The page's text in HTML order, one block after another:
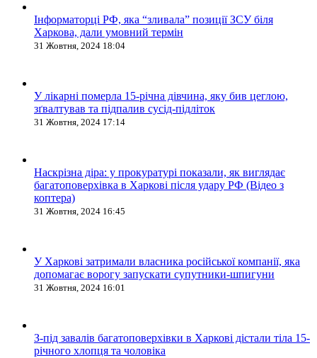
Інформаторці РФ, яка “зливала” позиції ЗСУ біля
Харкова, дали умовний термін
31 Жовтня, 2024 18:04
У лікарні померла 15-річна дівчина, яку бив цеглою,
зґвалтував та підпалив сусід-підліток
31 Жовтня, 2024 17:14
Наскрізна діра: у прокуратурі показали, як виглядає
багатоповерхівка в Харкові після удару РФ (Відео з
коптера)
31 Жовтня, 2024 16:45
У Харкові затримали власника російської компанії, яка
допомагає ворогу запускати супутники-шпигуни
31 Жовтня, 2024 16:01
З-під завалів багатоповерхівки в Харкові дістали тіла 15-
річного хлопця та чоловіка